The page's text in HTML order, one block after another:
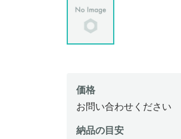
価格
お問い合わせください
納品の目安